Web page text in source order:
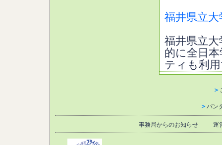
福井県立
福井県立
的に全日
ティも利
＞
＞ パン
事務局からのお知らせ 運